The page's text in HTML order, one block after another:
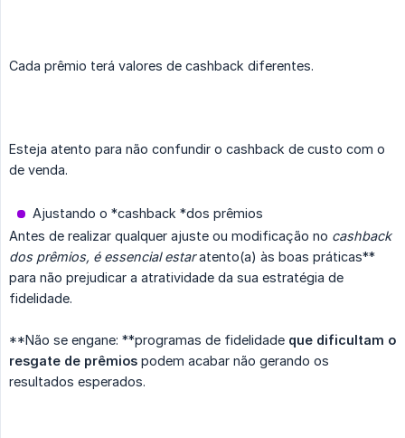
Cada prêmio terá valores de cashback diferentes.
Esteja atento para não confundir o cashback de custo com o
de venda.
Ajustando o *cashback *dos prêmios
Antes de realizar qualquer ajuste ou modificação no cashback
dos prêmios, é essencial estaratento(a) às boas práticas**
para não prejudicar a atratividade da sua estratégia de
fidelidade.
**Não se engane: **programas de fidelidade que dificultam o
resgate de prêmios podem acabar não gerando os
resultados esperados.